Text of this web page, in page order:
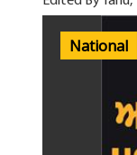
National